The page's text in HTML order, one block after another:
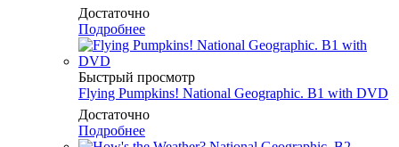
Достаточно
Подробнее
Быстрый просмотр
Flying Pumpkins! National Geographic. B1 with DVD
Достаточно
Подробнее